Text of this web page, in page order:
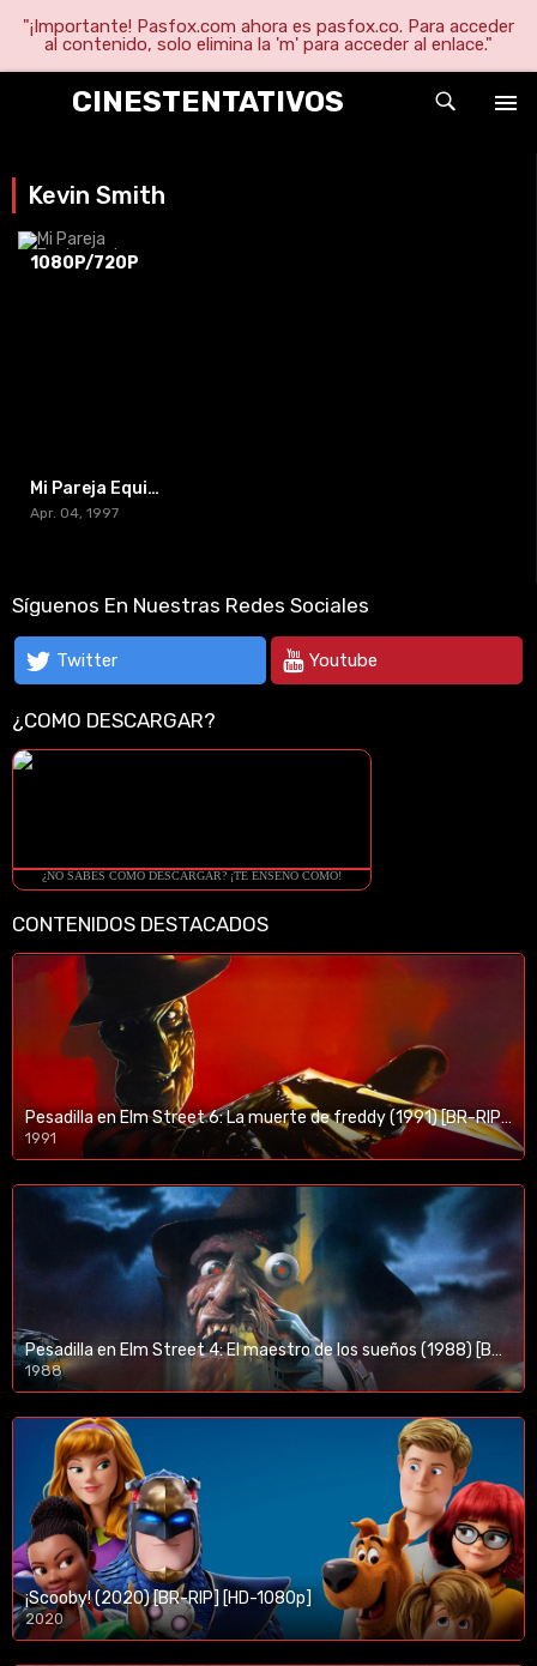
"¡Importante! Pasfox.com ahora es pasfox.co. Para acceder
al contenido, solo elimina la 'm' para acceder al enlace."
CINESTENTATIVOS
Kevin Smith
1080P/720P
Mi Pareja Equivocada
Apr. 04, 1997
Síguenos En Nuestras Redes Sociales
Twitter Youtube
¿COMO DESCARGAR?
¿NO SABES COMO DESCARGAR? ¡TE ENSEÑO COMO!
CONTENIDOS DESTACADOS
Pesadilla en Elm Street 6: La muerte de freddy (1991) [BR-RIP] [HD-1080p]
1991
Pesadilla en Elm Street 4: El maestro de los sueños (1988) [BR-RIP] [HD-1080p]
1988
¡Scooby! (2020) [BR-RIP] [HD-1080p]
2020
1080p/720p